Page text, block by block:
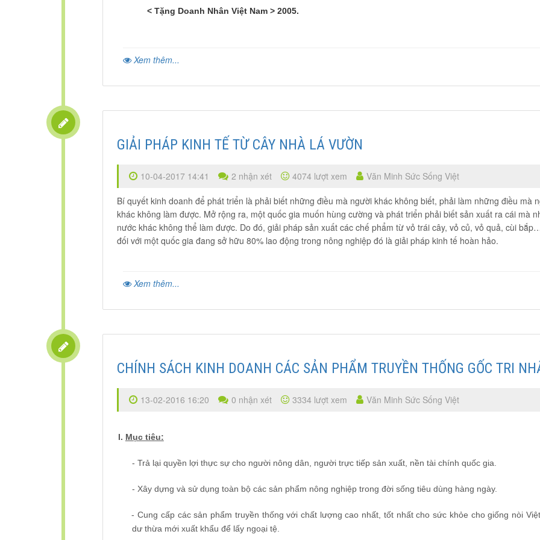
< Tặng Doanh Nhân Việt Nam > 2005.
Xem thêm...
GIẢI PHÁP KINH TẾ TỪ CÂY NHÀ LÁ VƯỜN
10-04-2017 14:41 2 nhận xét 4074 lượt xem Văn Minh Sức Sống Việt
Bí quyết kinh doanh để phát triển là phải biết những điều mà người khác không biết, phải làm những điều mà
khác không làm được. Mở rộng ra, một quốc gia muốn hùng cường và phát triển phải biết sản xuất ra cái mà
nước khác không thể làm được. Do đó, giải pháp sản xuất các chế phẩm từ vỏ trái cây, vỏ củ, vỏ quả, cùi
đối với một quốc gia đang sở hữu 80% lao động trong nông nghiệp đó là giải pháp kinh tế hoàn hảo.
Xem thêm...
CHÍNH SÁCH KINH DOANH CÁC SẢN PHẨM TRUYỀN THỐNG GỐC TRI
13-02-2016 16:20 0 nhận xét 3334 lượt xem Văn Minh Sức Sống Việt
I. Mục tiêu:
- Trả lại quyền lợi thực sự cho người nông dân, người trực tiếp sản xuất, nền tài chính quốc gia.
- Xây dựng và sử dụng toàn bộ các sản phẩm nông nghiệp trong đời sống tiêu dùng hàng ngày.
-Cung cấp các sản phẩm truyền thống với chất lượng cao nhất, tốt nhất cho sức khỏe cho giống nòi
dư thừa mới xuất khẩu để lấy ngoại tệ.